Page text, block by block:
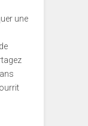
une